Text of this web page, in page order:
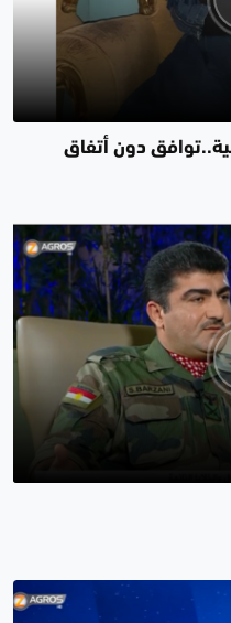
دون أتفاق